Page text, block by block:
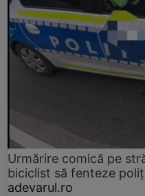
Urmărire comică pe
biciclist să fenteze
adevarul.ro